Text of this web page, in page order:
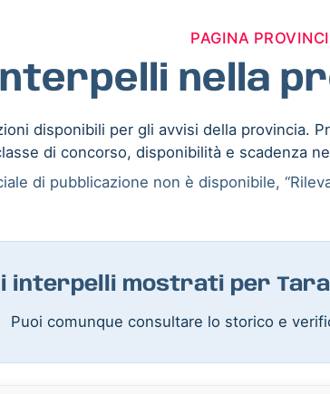
PAGINA
nella
disponibili per gli avvisi della provincia.
di concorso, disponibilità e scadenza
di pubblicazione non è disponibile,
interpelli mostrati per
Puoi comunque consultare lo storico e